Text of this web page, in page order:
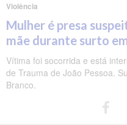
Violência
Mulher é presa
mãe durante surto
Vítima foi socorrida e está
de Trauma de João Pessoa.
Branco.